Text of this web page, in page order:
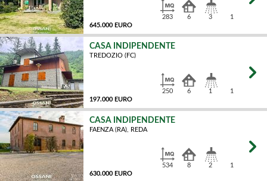
645.000 EURO
283 6 3 1
CASA INDIPENDENTE
TREDOZIO (FC)
197.000 EURO
250 6 1 1
CASA INDIPENDENTE
FAENZA (RA), REDA
630.000 EURO
534 8 2 1